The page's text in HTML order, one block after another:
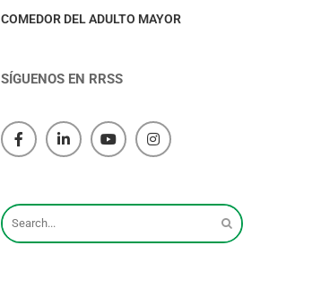
COMEDOR DEL ADULTO MAYOR
SÍGUENOS EN RRSS